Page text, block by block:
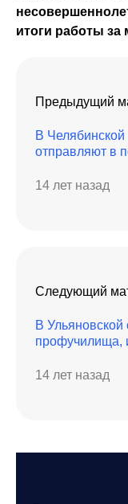
итоги работы за
Предыдущий
В Челябинской
отправляют в
14 лет назад
Следующий
В Ульяновской
профучилища,
14 лет назад